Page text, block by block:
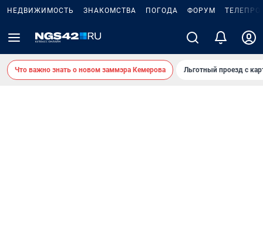
НЕДВИЖИМОСТЬ ЗНАКОМСТВА ПОГОДА ФОРУМ
Что важно знать о новом заммэра Кемерова Льготный проезд с